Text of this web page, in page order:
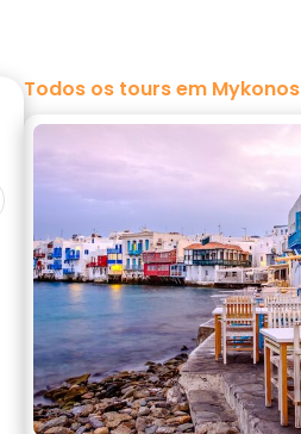
Todos os tours em Mykonos